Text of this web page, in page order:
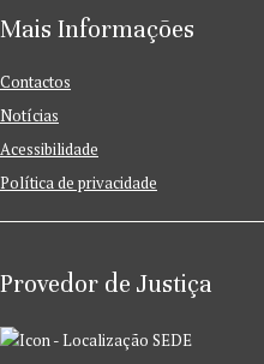
Mais Informações
Contactos
Notícias
Acessibilidade
Política de privacidade
Provedor de Justiça
SEDE